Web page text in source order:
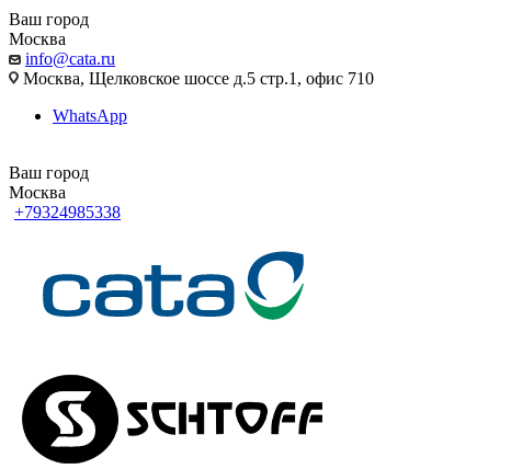
Ваш город
Москва
info@cata.ru
Москва, Щелковское шоссе д.5 стр.1, офис 710
WhatsApp
Ваш город
Москва
+79324985338